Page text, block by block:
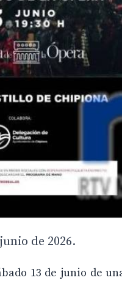
de 2026.
13 de junio de